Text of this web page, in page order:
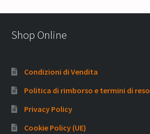
Shop Online
Condizioni di Vendita
Politica di rimborso e termini di reso
Privacy Policy
Cookie Policy (UE)